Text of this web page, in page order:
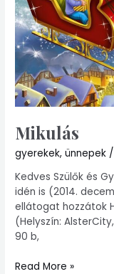
Mikulás
gyerekek,ünnepek
Kedves Szülők és
idén is (2014.
ellátogat hozzátok
(Helyszín:
90 b,
Read More »